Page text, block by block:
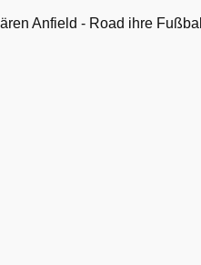
Anfield - Road ihre